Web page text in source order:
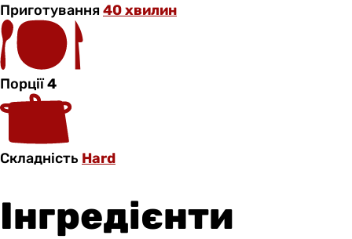
Приготування40 хвилин
Порції4
Складність Hard
Інгредієнти